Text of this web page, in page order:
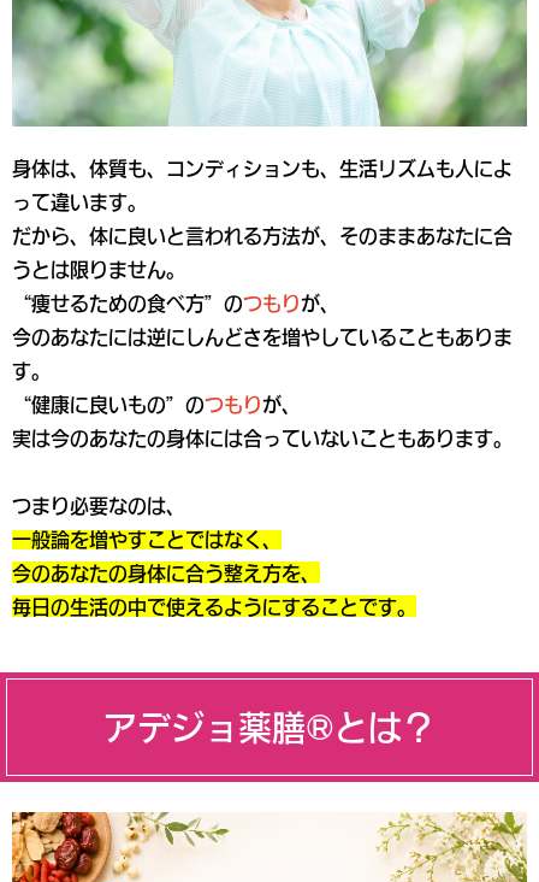
身体は、体質も、コンディションも、生活リズムも人によ
って違います。
だから、体に良いと言われる方法が、そのままあなたに合
うとは限りません。
“痩せるための食べ方”のつもりが、
今のあなたには逆に しんどさを増やしていることもありま
す。
“健康に良いもの”のつもりが、
実は今のあなたの身体には合っていないこともあります。
つまり必要なのは、
一般論を増やすことではなく、
今のあなたの身体に合う整え方を、
毎日の生活の中で使えるようにすることです。
アデジョ薬膳®とは？